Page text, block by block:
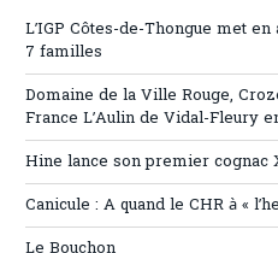
L’IGP Côtes-de-Thongue met
7 familles
Domaine de la Ville Rouge,
France L’Aulin de Vidal-Fleury
Hine lance son premier cognac
Canicule : A quand le CHR à «